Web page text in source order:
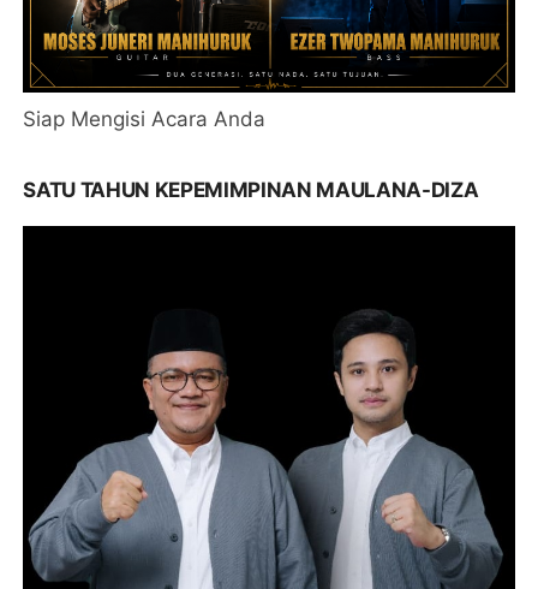
Siap Mengisi Acara Anda
SATU TAHUN KEPEMIMPINAN MAULANA-DIZA